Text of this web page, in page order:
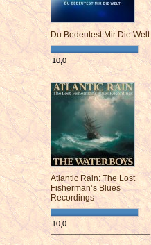
Du Bedeutest Mir Die Welt
10,0
¯¯¯¯¯¯¯¯¯¯¯¯¯¯¯¯¯¯¯¯¯¯¯¯
Atlantic Rain: The Lost
Fisherman’s Blues
Recordings
10,0
¯¯¯¯¯¯¯¯¯¯¯¯¯¯¯¯¯¯¯¯¯¯¯¯